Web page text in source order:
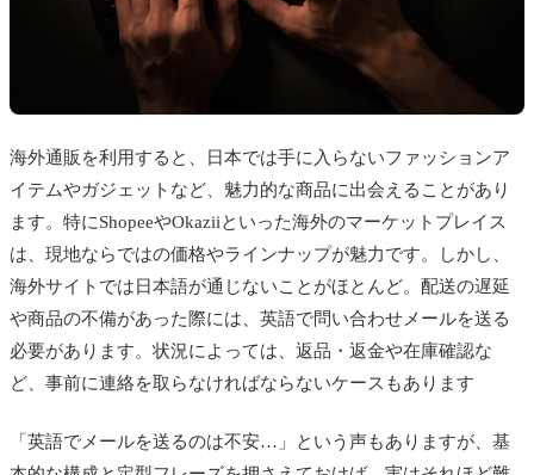
海外通販を利用すると、日本では手に入らないファッションア
イテムやガジェットなど、魅力的な商品に出会えることがあり
ます。特にShopeeやOkaziiといった海外のマーケットプレイス
は、現地ならではの価格やラインナップが魅力です。しかし、
海外サイトでは日本語が通じないことがほとんど。配送の遅延
や商品の不備があった際には、英語で問い合わせメールを送る
必要があります。状況によっては、返品・返金や在庫確認な
ど、事前に連絡を取らなければならないケースもあります
「英語でメールを送るのは不安…」という声もありますが、基